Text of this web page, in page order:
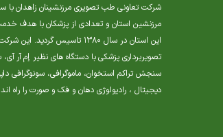
شرکت تعاونی طب تصویری مرزنشینان زاهدان با
مرزنشین استان و تعدادی از پزشکان با هدف
این استان در سال ۱۳۸۰ تاسیس
تصویربرداری پزشکی با دستگاه های نظیر إم آر
سنجش تراکم استخوان، ماموگرافی، سونوگرافی
دیجیتال ، رادیولوژی دهان و فک و صورت را راه